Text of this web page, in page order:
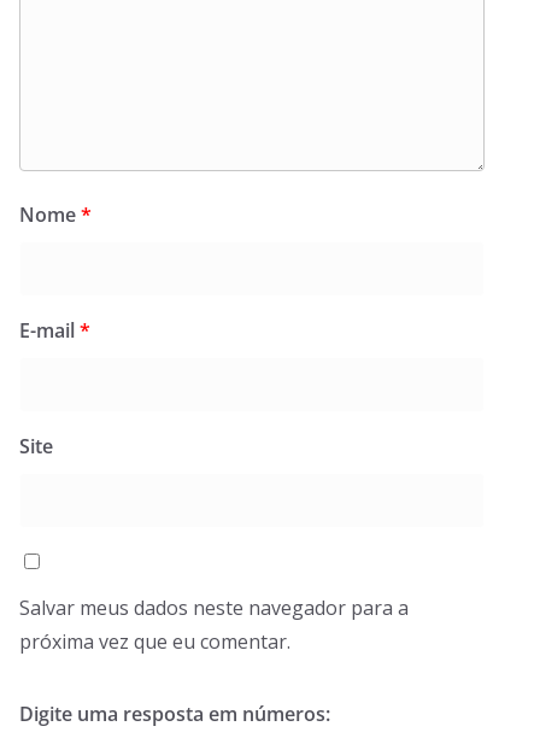
Nome*
E-mail*
Site
Salvar meus dados neste navegador para a
próxima vez que eu comentar.
Digite uma resposta em números: